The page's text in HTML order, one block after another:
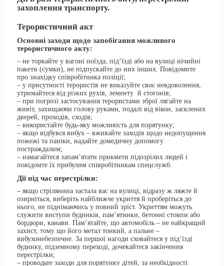
захоплення транспорту.
Терористичний акт
Основні заходи щодо запобігання можливого
терористичного акту:
– не торкайте у вагоні поїзда, під’їзді або на вулиці нічийні
пакети (сумки), не підпускайте до них інших. Повідомите
про знахідку співробітника поліції;
– у присутності терористів не виказуйте своє невдоволення,
утримайтеся від різких рухів, лементу й стогонів;
– при погрозі застосування терористами зброї лягайте на
живіт, захищаючи голову руками, подалі від вікон, засклених
дверей, проходів, сходів;
– використайте будь-яку можливість для порятунку;
– якщо відбувся вибух – вживайте заходів щодо недопущення
пожежі та паніки, надайте домедичну допомогу
постраждалим;
– намагайтеся запам’ятати прикмети підозрілих людей і
повідомте їх прибулим співробітникам спецслужб.
Дії під час перестрілки:
– якщо стрілянина застала вас на вулиці, відразу ж ляжте й
озирніться, виберіть найближче укриття й проберіться до
нього, не піднімаючись у повний зріст. Укриттям можуть
служити виступи будинків, пам’ятники, бетонні стовпи або
бордюри, канави. Пам’ятайте, що автомобіль – не найкращий
захист, тому що його метал тонкий, а пальне –
вибухонебезпечне. За першої нагоди сховайтеся у під’їзді
будинку, підземному переході, дочекайтеся закінчення
перестрілки;
– проводьте заходи для порятунку дітей, за необхідності